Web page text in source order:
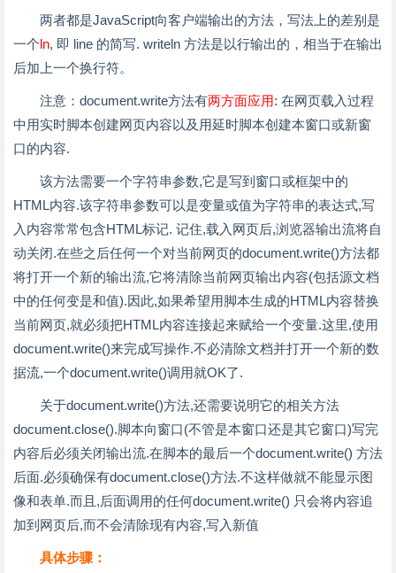
两者都是JavaScript向客户端输出的方法，写法上的差别是
一个ln, 即 line 的简写. writeln 方法是以行输出的，相当于在输出
后加上一个换行符。
注意：document.write方法有两方面应用: 在网页载入过程
中用实时脚本创建网页内容以及用延时脚本创建本窗口或新窗
口的内容.
该方法需要一个字符串参数,它是写到窗口或框架中的
HTML内容.该字符串参数可以是变量或值为字符串的表达式,写
入内容常常包含HTML标记. 记住,载入网页后,浏览器输出流将自
动关闭.在些之后任何一个对当前网页的document.write()方法都
将打开一个新的输出流,它将清除当前网页输出内容(包括源文档
中的任何变是和值).因此,如果希望用脚本生成的HTML内容替换
当前网页,就必须把HTML内容连接起来赋给一个变量.这里,使用
document.write()来完成写操作.不必清除文档并打开一个新的数
据流,一个document.write()调用就OK了.
关于document.write()方法,还需要说明它的相关方法
document.close().脚本向窗口(不管是本窗口还是其它窗口)写完
内容后必须关闭输出流.在脚本的最后一个document.write() 方法
后面.必须确保有document.close()方法.不这样做就不能显示图
像和表单.而且,后面调用的任何document.write() 只会将内容追
加到网页后,而不会清除现有内容,写入新值
具体步骤：